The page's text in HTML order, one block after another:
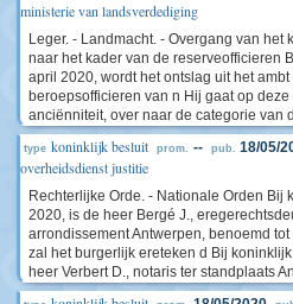
ministerie van landsverdediging
Leger. - Landmacht. - Overgang van het
naar het kader van de reserveofficieren
april 2020, wordt het ontslag uit het
beroepsofficieren van n Hij gaat op
anciënniteit, over naar de categorie van
type koninklijk besluit prom. -- pub. 18/05/
overheidsdienst justitie
Rechterlijke Orde. - Nationale Orden Bij
2020, is de heer Bergé J.,
arrondissement Antwerpen, benoemd
zal het burgerlijk ereteken d Bij
heer Verbert D., notaris ter standplaats